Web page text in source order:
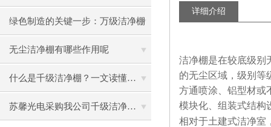
室到底有什么区别？
绿色制造的关键一步：万级洁净棚
助力环保型半导体产业发展
无尘洁净棚有哪些作用呢
什么是千级洁净棚？一文读懂其结构特点与局部净化优势
苏馨光电采购我公司千级洁净棚普通工作台一批（7月07日）已顺利交货
详细介绍
洁净棚是在较底级别
的无尘区域，级别等
方通喷涂、铝型材或
模块化、组装式结构
相对于土建式洁净室